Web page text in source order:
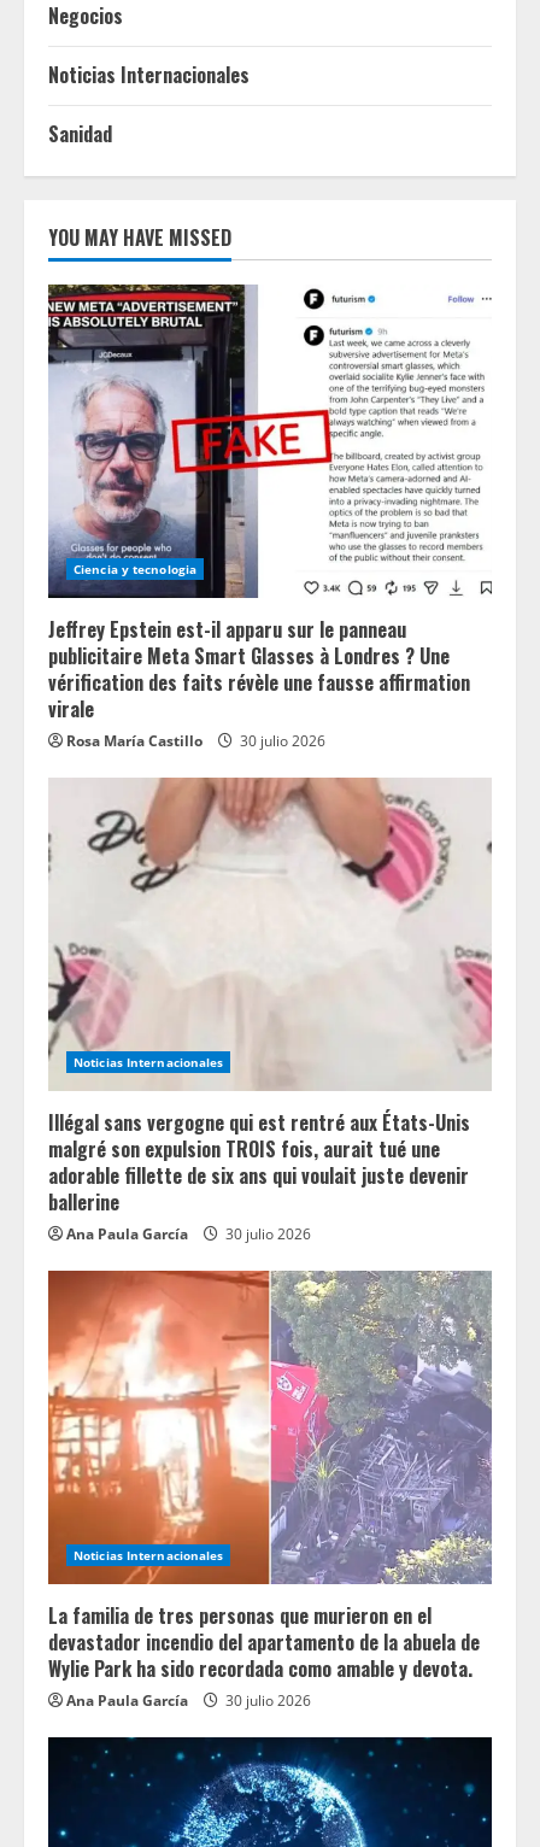
Negocios
Noticias Internacionales
Sanidad
YOU MAY HAVE MISSED
Ciencia y tecnologia
Jeffrey Epstein est-il apparu sur le panneau
publicitaire Meta Smart Glasses à Londres ? Une
vérification des faits révèle une fausse affirmation
virale
Rosa María Castillo 30 julio 2026
Noticias Internacionales
Illégal sans vergogne qui est rentré aux États-Unis
malgré son expulsion TROIS fois, aurait tué une
adorable fillette de six ans qui voulait juste devenir
ballerine
Ana Paula García 30 julio 2026
Noticias Internacionales
La familia de tres personas que murieron en el
devastador incendio del apartamento de la abuela de
Wylie Park ha sido recordada como amable y devota.
Ana Paula García 30 julio 2026